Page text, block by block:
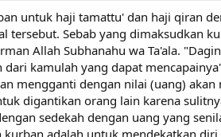
untuk haji tamattu' dan haji qiran
tersebut. Sebab yang dimaksudkan
Allah Subhanahu wa Ta'ala.
kamulah yang dapat
mengganti dengan nilai (uang)
digantikan orang lain karena
sedekah dengan uang yang
adalah untuk mendekatkan